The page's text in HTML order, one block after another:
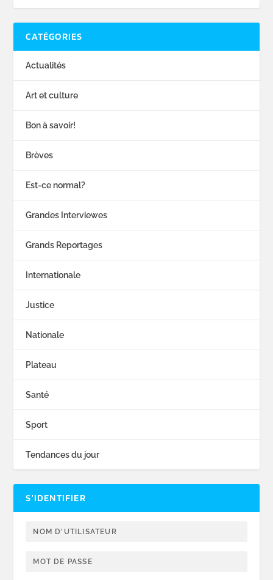
CATÉGORIES
Actualités
Art et culture
Bon à savoir!
Brèves
Est-ce normal?
Grandes Interviewes
Grands Reportages
Internationale
Justice
Nationale
Plateau
Santé
Sport
Tendances du jour
S’IDENTIFIER